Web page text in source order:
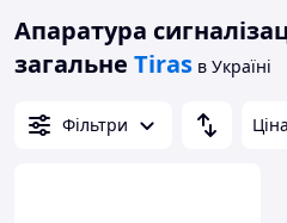
Апаратура
загальне Tiras в Україні
Фільтри Ціна